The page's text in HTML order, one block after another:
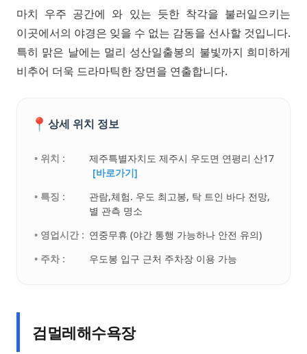
마치 우주 공간에 와 있는 듯한 착각을 불러일으키는
이곳에서의 야경은 잊을 수 없는 감동을 선사할 것입니다.
특히 맑은 날에는 멀리 성산일출봉의 불빛까지 희미하게
비추어 더욱 드라마틱한 장면을 연출합니다.
📍 상세 위치 정보
• 위치 :
제주특별자치도 제주시 우도면 연평리 산17
[바로가기]
• 특징 :
관람,체험. 우도 최고봉, 탁 트인 바다 전망,
별 관측 명소
• 영업시간 : 연중무휴 (야간 통행 가능하나 안전 유의)
• 주차 :
우도봉 입구 근처 주차장 이용 가능
검멀레해수욕장